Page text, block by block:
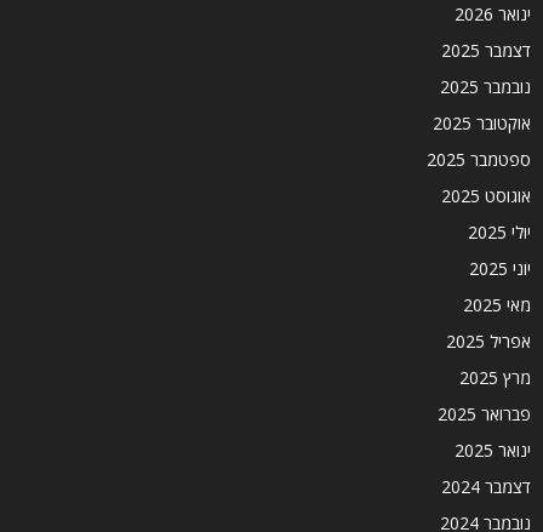
ינואר 2026
דצמבר 2025
נובמבר 2025
אוקטובר 2025
ספטמבר 2025
אוגוסט 2025
יולי 2025
יוני 2025
מאי 2025
אפריל 2025
מרץ 2025
פברואר 2025
ינואר 2025
דצמבר 2024
נובמבר 2024